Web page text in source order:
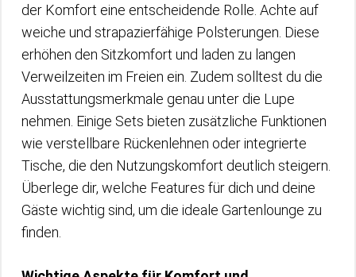
der Komfort eine entscheidende Rolle. Achte auf
weiche und strapazierfähige Polsterungen. Diese
erhöhen den Sitzkomfort und laden zu langen
Verweilzeiten im Freien ein. Zudem solltest du die
Ausstattungsmerkmale genau unter die Lupe
nehmen. Einige Sets bieten zusätzliche Funktionen
wie verstellbare Rückenlehnen oder integrierte
Tische, die den Nutzungskomfort deutlich steigern.
Überlege dir, welche Features für dich und deine
Gäste wichtig sind, um die ideale Gartenlounge zu
finden.